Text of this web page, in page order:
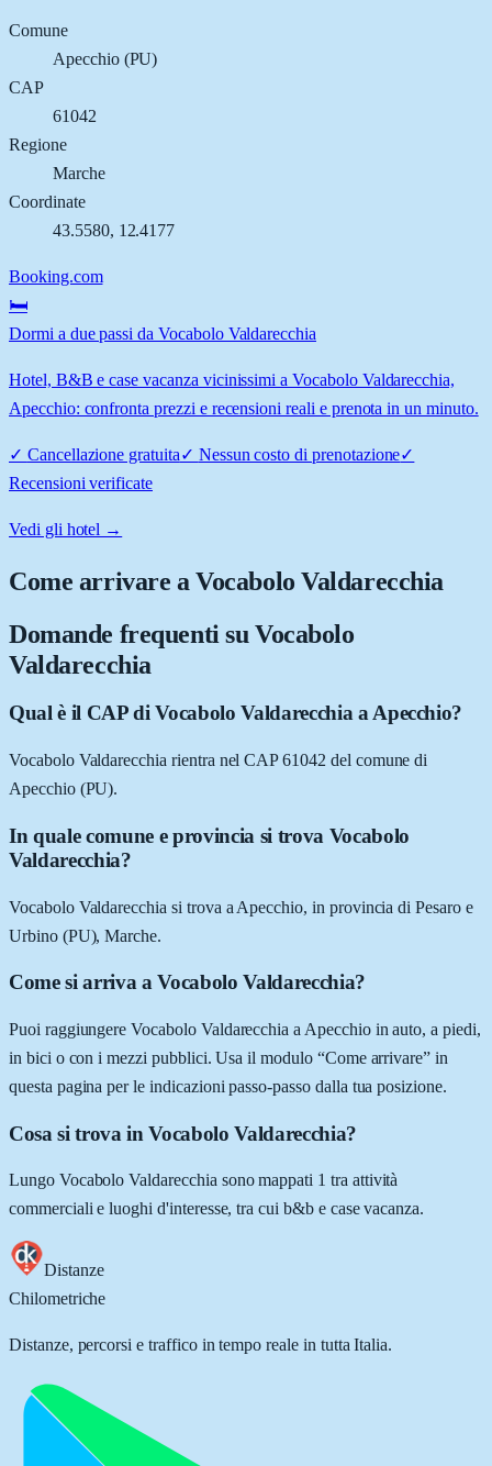
Comune
Apecchio(PU)
CAP
61042
Regione
Marche
Coordinate
43.5580, 12.4177
Booking.com
🛏️
Dormi a due passi da Vocabolo Valdarecchia
Hotel, B&B e case vacanza vicinissimi a Vocabolo Valdarecchia,
Apecchio: confronta prezzi e recensioni reali e prenota in un minuto.
✓ Cancellazione gratuita✓ Nessun costo di prenotazione✓
Recensioni verificate
Vedi gli hotel →
Come arrivare aVocabolo Valdarecchia
Domande frequenti su Vocabolo
Valdarecchia
Qual è il CAP di Vocabolo Valdarecchia a Apecchio?
Vocabolo Valdarecchia rientra nel CAP 61042 del comune di
Apecchio (PU).
In quale comune e provincia si trova Vocabolo
Valdarecchia?
Vocabolo Valdarecchia si trova a Apecchio, in provincia di Pesaro e
Urbino (PU), Marche.
Come si arriva a Vocabolo Valdarecchia?
Puoi raggiungere Vocabolo Valdarecchia a Apecchio in auto, a piedi,
in bici o con i mezzi pubblici. Usa il modulo “Come arrivare” in
questa pagina per le indicazioni passo-passo dalla tua posizione.
Cosa si trova in Vocabolo Valdarecchia?
Lungo Vocabolo Valdarecchia sono mappati 1 tra attività
commerciali e luoghi d'interesse, tra cui b&b e case vacanza.
Distanze
Chilometriche
Distanze, percorsi e traffico in tempo reale in tutta Italia.